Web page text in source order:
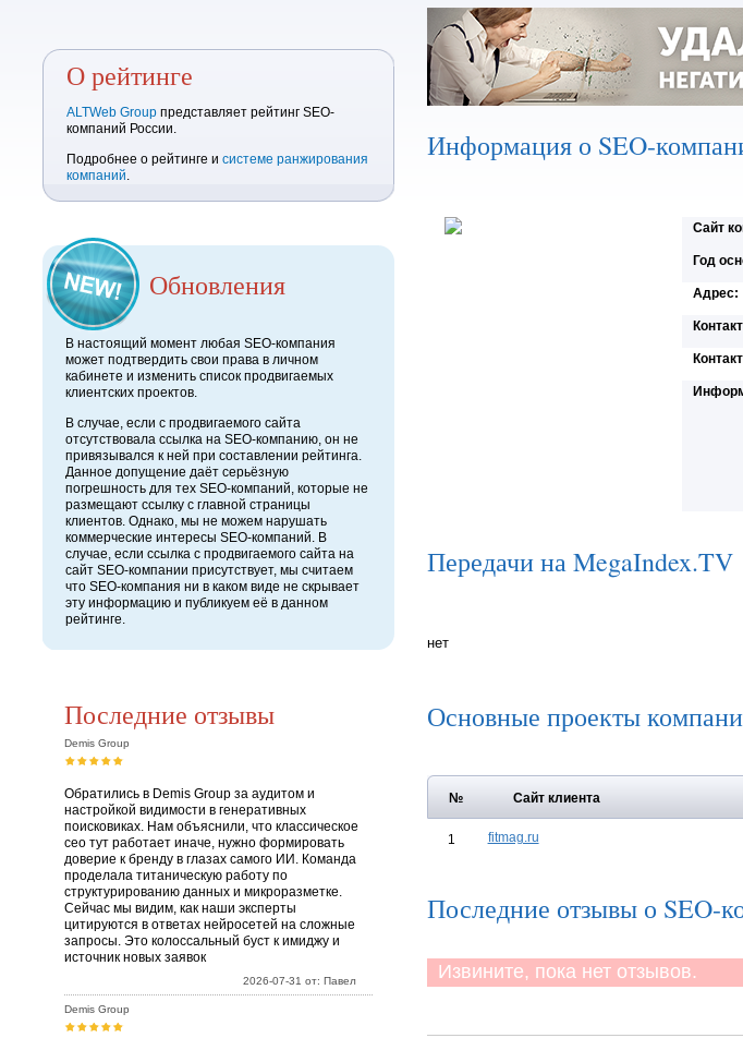
О рейтинге
ALTWeb Group представляет рейтинг SEO-
компаний России.
Подробнее о рейтинге и системе ранжирования
компаний.
Обновления
В настоящий момент любая SEO-компания
может подтвердить свои права в личном
кабинете и изменить список продвигаемых
клиентских проектов.
В случае, если с продвигаемого сайта
отсутствовала ссылка на SEO-компанию, он не
привязывался к ней при составлении рейтинга.
Данное допущение даёт серьёзную
погрешность для тех SEO-компаний, которые не
размещают ссылку с главной страницы
клиентов. Однако, мы не можем нарушать
коммерческие интересы SEO-компаний. В
случае, если ссылка с продвигаемого сайта на
сайт SEO-компании присутствует, мы считаем
что SEO-компания ни в каком виде не скрывает
эту информацию и публикуем её в данном
рейтинге.
Последние отзывы
Demis Group
Обратились в Demis Group за аудитом и
настройкой видимости в генеративных
поисковиках. Нам объяснили, что классическое
сео тут работает иначе, нужно формировать
доверие к бренду в глазах самого ИИ. Команда
проделала титаническую работу по
структурированию данных и микроразметке.
Сейчас мы видим, как наши эксперты
цитируются в ответах нейросетей на сложные
запросы. Это колоссальный буст к имиджу и
источник новых заявок
2026-07-31 от: Павел
Demis Group
Информация о SEO-
Сайт
Год
Адрес:
Передачи на MegaIndex.TV
нет
Основные проекты
№ Сайт клиента
1 fitmag.ru
Последние отзывы о SEO-
Извините, пока нет отзывов.